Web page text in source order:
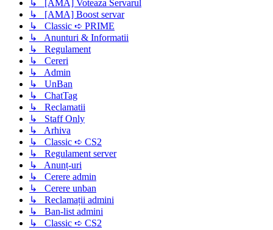
↳ [AMA] Voteaza Servarul
↳ [AMA] Boost servar
↳ Classic ➪ PRIME
↳ Anunturi & Informatii
↳ Regulament
↳ Cereri
↳ Admin
↳ UnBan
↳ ChatTag
↳ Reclamatii
↳ Staff Only
↳ Arhiva
↳ Classic ➪ CS2
↳ Regulament server
↳ Anunț-uri
↳ Cerere admin
↳ Cerere unban
↳ Reclamații admini
↳ Ban-list admini
↳ Classic ➪ CS2